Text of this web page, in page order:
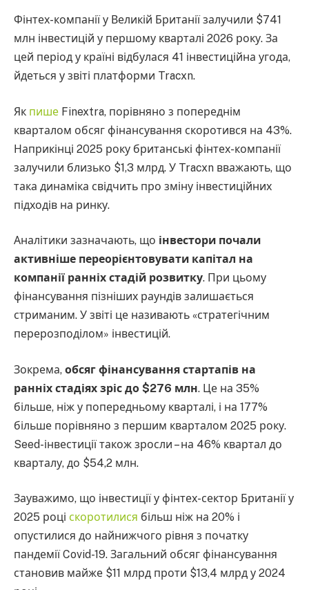
Фінтех-компанії у Великій Британії залучили $741
млн інвестицій у першому кварталі 2026 року. За
цей період у країні відбулася 41 інвестиційна угода,
йдеться у звіті платформи Tracxn.
Як пише Finextra, порівняно з попереднім
кварталом обсяг фінансування скоротився на 43%.
Наприкінці 2025 року британські фінтех-компанії
залучили близько $1,3 млрд. У Tracxn вважають, що
така динаміка свідчить про зміну інвестиційних
підходів на ринку.
Аналітики зазначають, що інвестори почали
активніше переорієнтовувати капітал на
компанії ранніх стадій розвитку. При цьому
фінансування пізніших раундів залишається
стриманим. У звіті це називають «стратегічним
перерозподілом» інвестицій.
Зокрема, обсяг фінансування стартапів на
ранніх стадіях зріс до $276 млн. Це на 35%
більше, ніж у попередньому кварталі, і на 177%
більше порівняно з першим кварталом 2025 року.
Seed-інвестиції також зросли – на 46% квартал до
кварталу, до $54,2 млн.
Зауважимо, що інвестиції у фінтех-сектор Британії у
2025 році скоротилися більш ніж на 20% і
опустилися до найнижчого рівня з початку
пандемії Covid-19. Загальний обсяг фінансування
становив майже $11 млрд проти $13,4 млрд у 2024